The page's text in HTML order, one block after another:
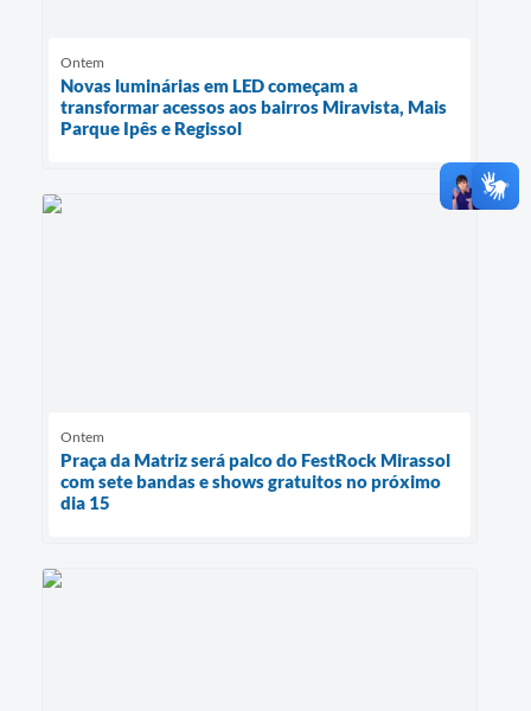
Ontem
Novas luminárias em LED começam a
transformar acessos aos bairros Miravista, Mais
Parque Ipês e Regissol
Ontem
Praça da Matriz será palco do FestRock Mirassol
com sete bandas e shows gratuitos no próximo
dia 15